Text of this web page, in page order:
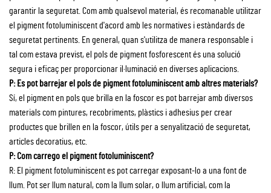
garantir la seguretat. Com amb qualsevol material, és recomanable utilitzar
el pigment fotoluminiscent d'acord amb les normatives i estàndards de
seguretat pertinents. En general, quan s'utilitza de manera responsable i
tal com estava previst, el pols de pigment fosforescent és una solució
segura i eficaç per proporcionar il·luminació en diverses aplicacions.
P: Es pot barrejar el pols de pigment fotoluminiscent amb altres materials?
Sí, el pigment en pols que brilla en la foscor es pot barrejar amb diversos
materials com pintures, recobriments, plàstics i adhesius per crear
productes que brillen en la foscor, útils per a senyalització de seguretat,
articles decoratius, etc.
P: Com carrego el pigment fotoluminiscent?
R: El pigment fotoluminiscent es pot carregar exposant-lo a una font de
llum. Pot ser llum natural, com la llum solar, o llum artificial, com la